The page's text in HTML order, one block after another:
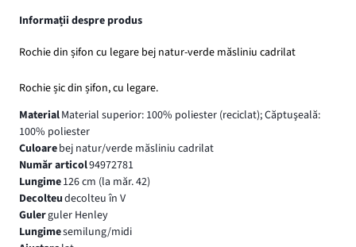
Informații despre produs
Rochie din șifon cu legare bej natur-verde măsliniu cadrilat
Rochie șic din șifon, cu legare.
MaterialMaterial superior: 100% poliester (reciclat); Căptuşeală:
100% poliester
Culoarebej natur/verde măsliniu cadrilat
Număr articol94972781
Lungime126 cm (la măr. 42)
Decolteudecolteu în V
Gulerguler Henley
Lungimesemilung/midi